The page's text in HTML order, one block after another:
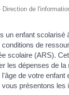
Direction de
un enfant scolarisé
de
scolaire (ARS).
les dépenses de la
de votre enfant
présentons les